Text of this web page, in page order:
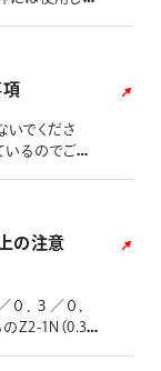
管時は必ず
後は必ずカチ
ャップ式
項
いでくださ
いるのでご注
づまり解消の
失にご注意く
の注意
．３／０．
Z2-1N（0.3、